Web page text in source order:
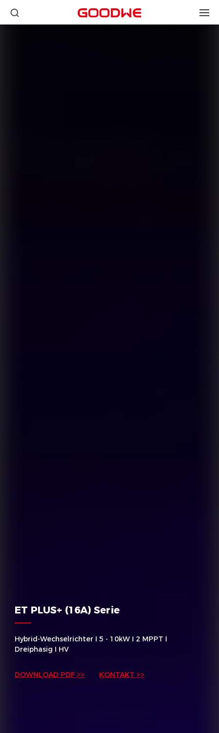
ET PLUS+ (16A) Serie
Hybrid-Wechselrichter I 5 - 10kW I 2 MPPT I
Dreiphasig I HV
DOWNLOAD PDF >> KONTAKT >>